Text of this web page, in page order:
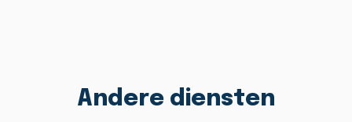
Andere diensten